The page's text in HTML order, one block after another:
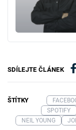
SDÍLEJTE ČLÁNEK
ŠTÍTKY
SPOTIFY
NEIL YOUNG